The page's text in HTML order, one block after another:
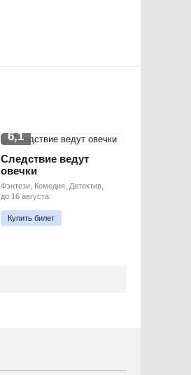
6,1
Следствие ведут
овечки
Фэнтези, Комедия, Детектив,
до 16 августа
Купить билет